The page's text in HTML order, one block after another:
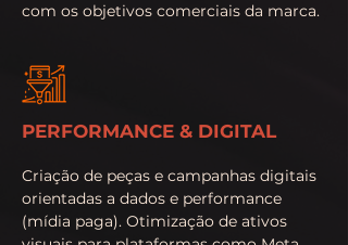
com os objetivos comerciais da marca.
PERFORMANCE & DIGITAL
Criação de peças e campanhas digitais
orientadas a dados e performance
(mídia paga). Otimização de ativos